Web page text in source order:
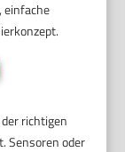
einfache
richtigen
Sensoren oder